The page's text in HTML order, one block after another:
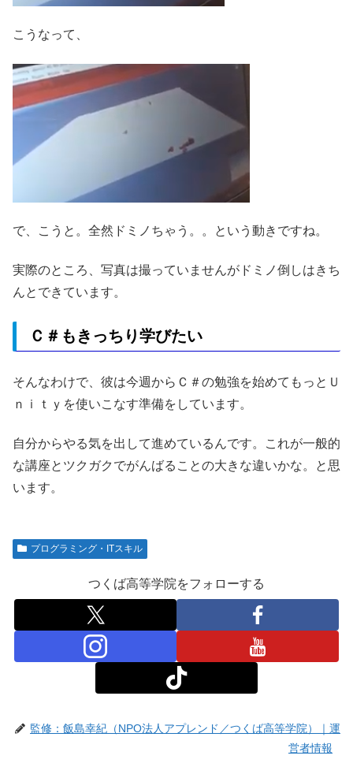
こうなって、
で、こうと。全然ドミノちゃう。。という動きですね。
実際のところ、写真は撮っていませんがドミノ倒しはきち
んとできています。
Ｃ＃もきっちり学びたい
そんなわけで、彼は今週からＣ＃の勉強を始めてもっとＵ
ｎｉｔｙを使いこなす準備をしています。
自分からやる気を出して進めているんです。これが一般的
な講座とツクガクでがんばることの大きな違いかな。と思
います。
プログラミング・ITスキル
つくば高等学院をフォローする
監修：飯島幸紀（NPO法人アプレンド／つくば高等学院）｜運
営者情報